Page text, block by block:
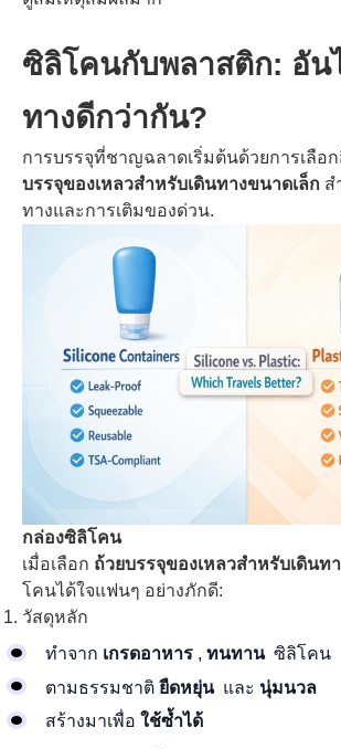
ซิลิโคนกับพลาสติก: อัน
ทางดีกว่ากัน?
การบรรจุที่ชาญฉลาดเริ่มต้นด้วยการเลือ
บรรจุของเหลวสำหรับเดินทางขนาดเล็ก ส
ทางและการเติมของด่วน.
กล่องซิลิโคน
เมื่อเลือก ถ้วยบรรจุของเหลวสำหรับเดินท
โคนได้ใจแฟนๆ อย่างภักดี:
วัสดุหลัก
ทำจาก เกรดอาหาร , ทนทาน ซิลิโคน
ตามธรรมชาติ ยืดหยุ่น และ นุ่มนวล
สร้างมาเพื่อ ใช้ซ้ำได้